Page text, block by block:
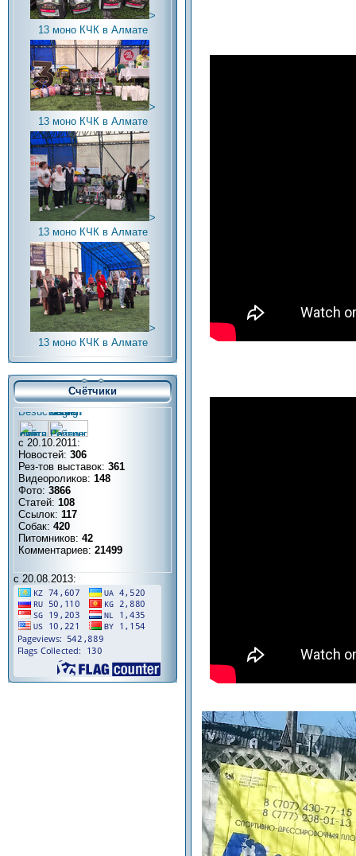
>
13 моно КЧК в Алмате
>
13 моно КЧК в Алмате
>
13 моно КЧК в Алмате
>
13 моно КЧК в Алмате
Счётчики
с 20.10.2011:
Новостей: 306
Рез-тов выставок: 361
Видеороликов: 148
Фото: 3866
Статей: 108
Ссылок: 117
Собак: 420
Питомников: 42
Комментариев: 21499
с 20.08.2013: